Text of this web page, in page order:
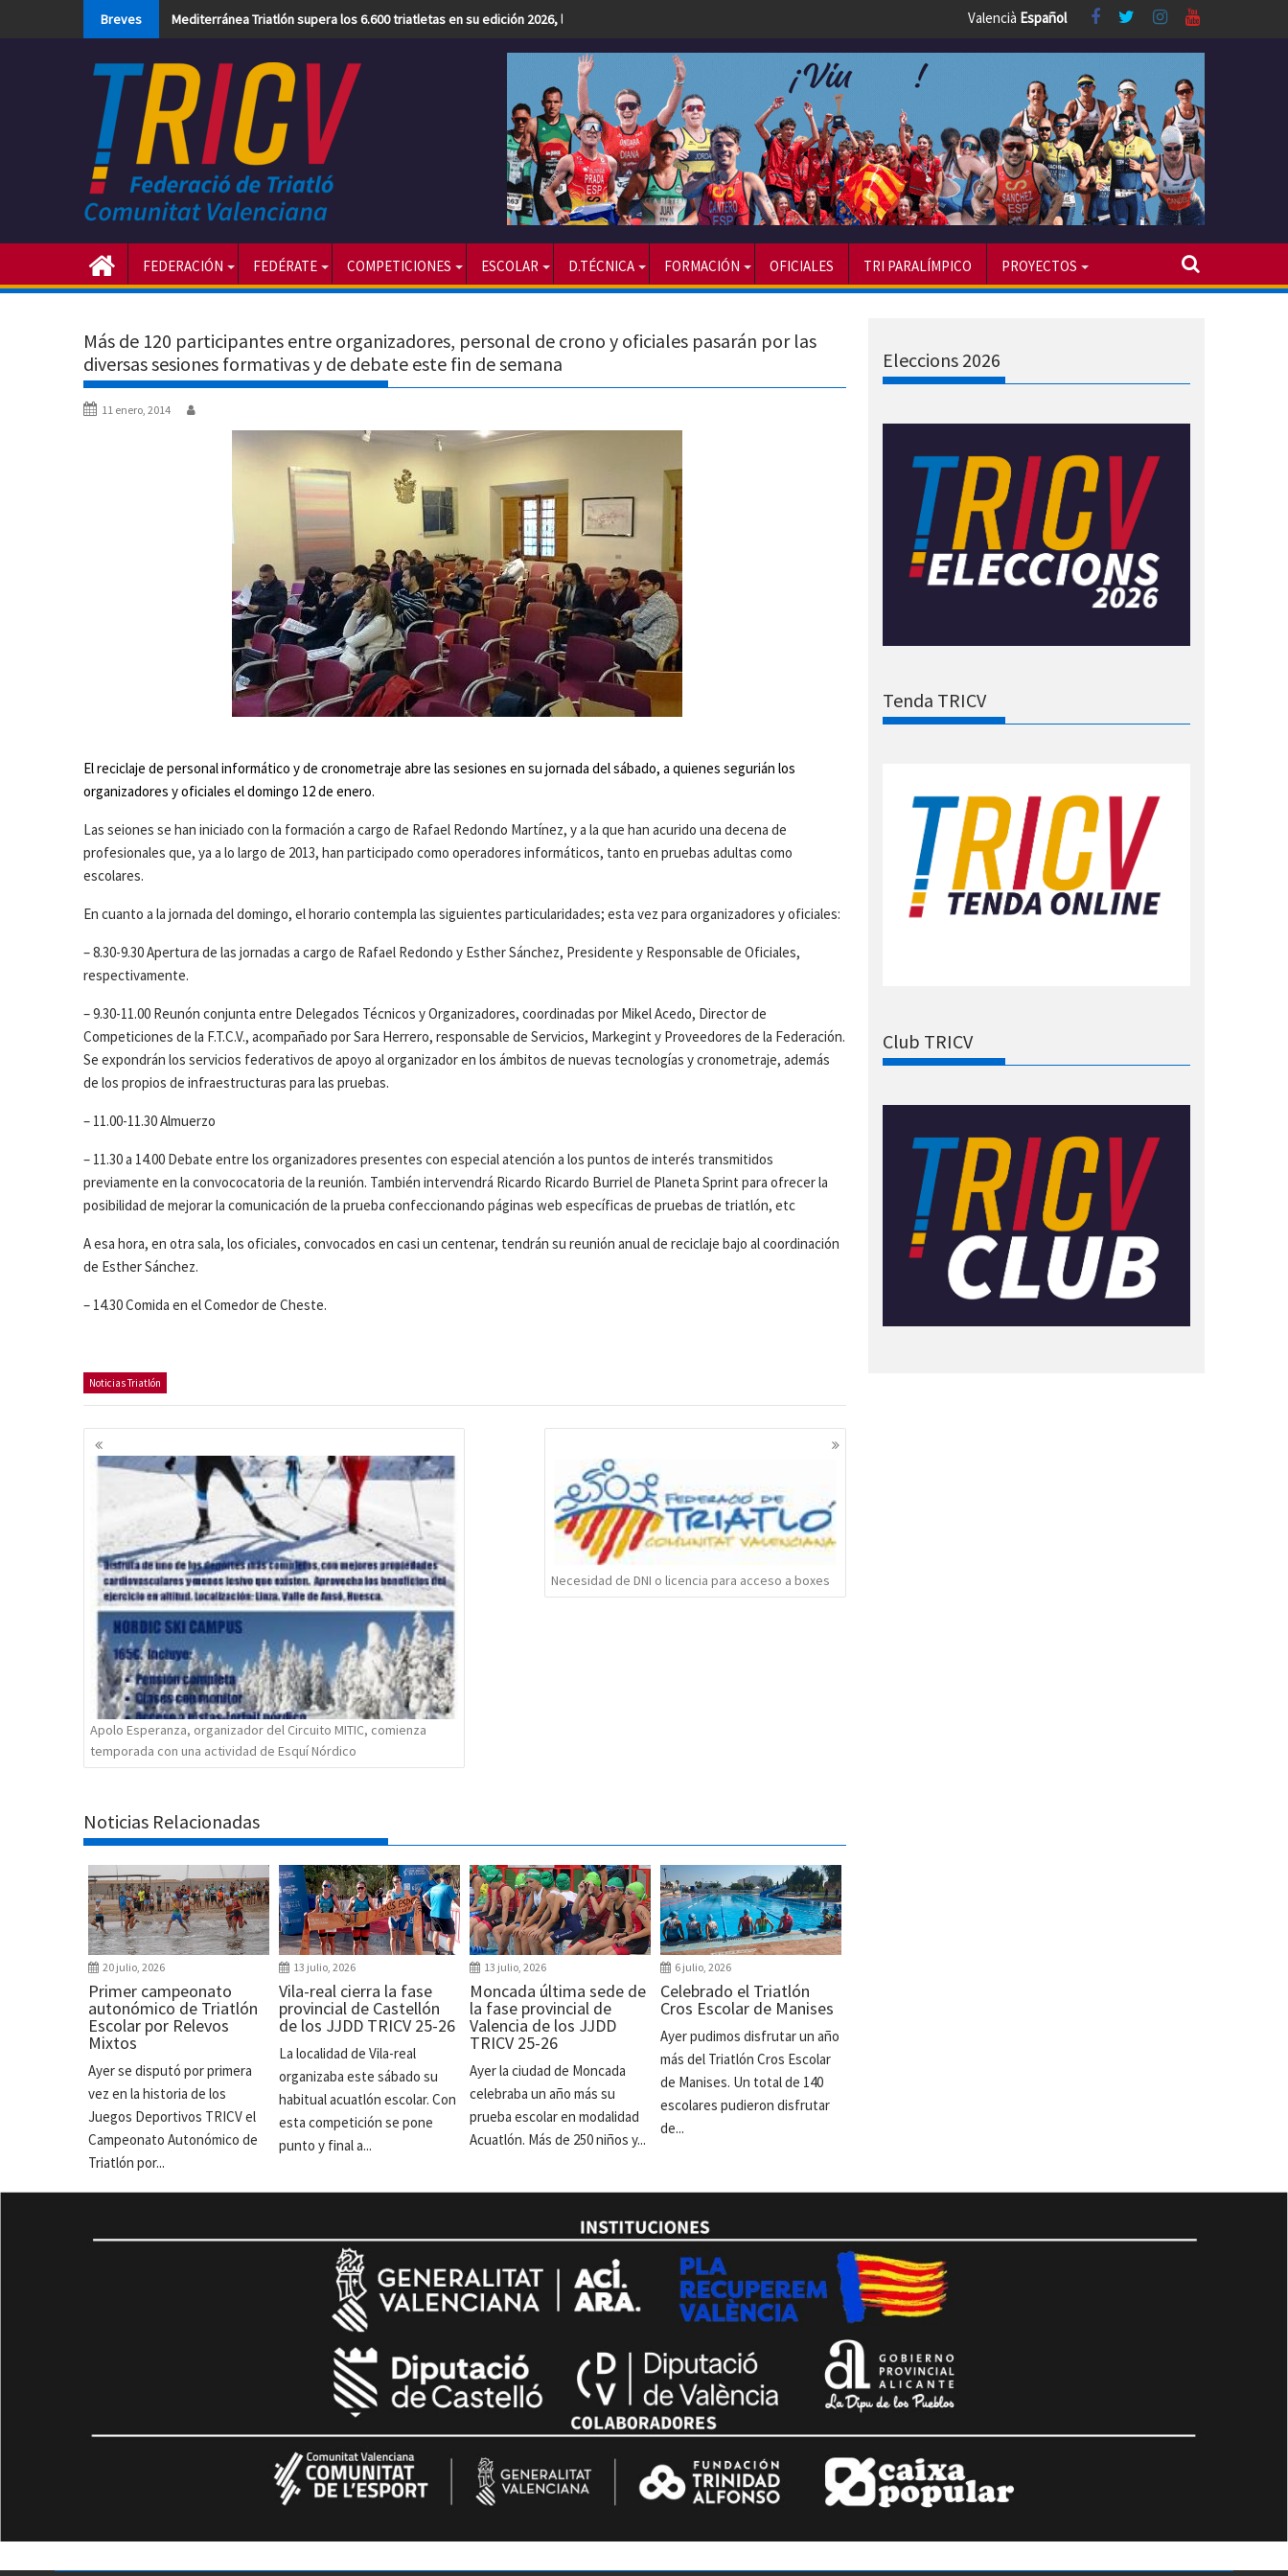
Breves Mediterránea Triatlón supera los 6.600 triatletas en su edición 2026, la más numerosa hasta la fecha Valencià Español
FEDERACIÓN FEDÉRATE COMPETICIONES ESCOLAR D.TÉCNICA FORMACIÓN OFICIALES TRI PARALÍMPICO PROYECTOS
Más de 120 participantes entre organizadores, personal de crono y oficiales pasarán por las
diversas sesiones formativas y de debate este fin de semana
11 enero, 2014
El reciclaje de personal informático y de cronometraje abre las sesiones en su jornada del sábado, a quienes segurián los
organizadores y oficiales el domingo 12 de enero.
Las seiones se han iniciado con la formación a cargo de Rafael Redondo Martínez, y a la que han acurido una decena de
profesionales que, ya a lo largo de 2013, han participado como operadores informáticos, tanto en pruebas adultas como
escolares.
En cuanto a la jornada del domingo, el horario contempla las siguientes particularidades; esta vez para organizadores y oficiales:
– 8.30-9.30 Apertura de las jornadas a cargo de Rafael Redondo y Esther Sánchez, Presidente y Responsable de Oficiales,
respectivamente.
– 9.30-11.00 Reunón conjunta entre Delegados Técnicos y Organizadores, coordinadas por Mikel Acedo, Director de
Competiciones de la F.T.C.V., acompañado por Sara Herrero, responsable de Servicios, Markegint y Proveedores de la Federación.
Se expondrán los servicios federativos de apoyo al organizador en los ámbitos de nuevas tecnologías y cronometraje, además
de los propios de infraestructuras para las pruebas.
– 11.00-11.30 Almuerzo
– 11.30 a 14.00 Debate entre los organizadores presentes con especial atención a los puntos de interés transmitidos
previamente en la convococatoria de la reunión. También intervendrá Ricardo Ricardo Burriel de Planeta Sprint para ofrecer la
posibilidad de mejorar la comunicación de la prueba confeccionando páginas web específicas de pruebas de triatlón, etc
A esa hora, en otra sala, los oficiales, convocados en casi un centenar, tendrán su reunión anual de reciclaje bajo al coordinación
de Esther Sánchez.
– 14.30 Comida en el Comedor de Cheste.
Noticias Triatlón
Navegación
de
entradas
Apolo Esperanza, organizador del Circuito MITIC, comienza
temporada con una actividad de Esquí Nórdico
Necesidad de DNI o licencia para acceso a boxes
Noticias Relacionadas
20 julio, 2026
Primer campeonato
autonómico de Triatlón
Escolar por Relevos
Mixtos
Ayer se disputó por primera
vez en la historia de los
Juegos Deportivos TRICV el
Campeonato Autonómico de
Triatlón por...
13 julio, 2026
Vila-real cierra la fase
provincial de Castellón
de los JJDD TRICV 25-26
La localidad de Vila-real
organizaba este sábado su
habitual acuatlón escolar. Con
esta competición se pone
punto y final a...
13 julio, 2026
Moncada última sede de
la fase provincial de
Valencia de los JJDD
TRICV 25-26
Ayer la ciudad de Moncada
celebraba un año más su
prueba escolar en modalidad
Acuatlón. Más de 250 niños y...
6 julio, 2026
Celebrado el Triatlón
Cros Escolar de Manises
Ayer pudimos disfrutar un año
más del Triatlón Cros Escolar
de Manises. Un total de 140
escolares pudieron disfrutar
de...
Eleccions 2026
Tenda TRICV
Club TRICV